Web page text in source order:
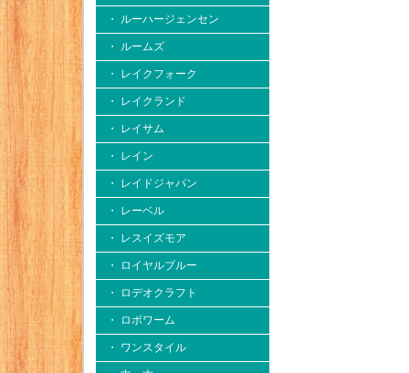
・ ルーハージェンセン
・ ルームズ
・ レイクフォーク
・ レイクランド
・ レイサム
・ レイン
・ レイドジャパン
・ レーベル
・ レスイズモア
・ ロイヤルブルー
・ ロデオクラフト
・ ロボワーム
・ ワンスタイル